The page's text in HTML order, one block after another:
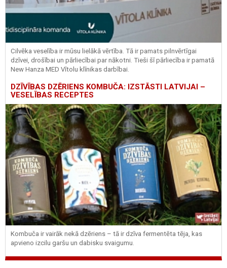
Cilvēka veselība ir mūsu lielākā vērtība. Tā ir pamats pilnvērtīgai
dzīvei, drošībai un pārliecībai par nākotni. Tieši šī pārliecība ir pamatā
New Hanza MED Vītolu klīnikas darbībai.
DZĪVĪBAS DZĒRIENS KOMBUČA: IZSTĀSTI LATVIJAI –
VESELĪBAS RECEPTES
Kombuča ir vairāk nekā dzēriens – tā ir dzīva fermentēta tēja, kas
apvieno izcilu garšu un dabisku svaigumu.